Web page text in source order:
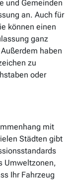
und Gemeinden
an. Auch für
können einen
ganz
haben
zu
oder
mit
Städten gibt
Umweltzonen,
Ihr Fahrzeug